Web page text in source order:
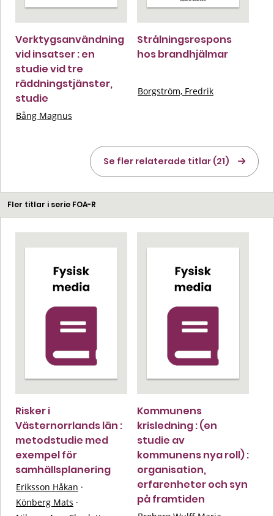
Verktygsanvändning
vid insatser : en
studie vid tre
räddningstjänster,
studie
Bång Magnus
Strålningsrespons
hos brandhjälmar
Borgström, Fredrik
Se fler relaterade titlar (21)
Fler titlar i serie FOA-R
Risker i
Västernorrlands län :
metodstudie med
exempel för
samhällsplanering
Eriksson Håkan ·
Könberg Mats ·
Kommunens
krisledning : (en
studie av
kommunens nya roll) :
organisation,
erfarenheter och syn
på framtiden